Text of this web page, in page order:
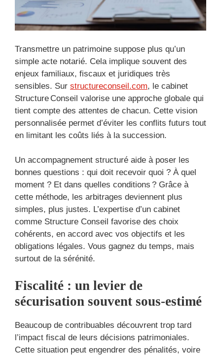
Transmettre un patrimoine suppose plus qu’un
simple acte notarié. Cela implique souvent des
enjeux familiaux, fiscaux et juridiques très
sensibles. Sur structureconseil.com, le cabinet
Structure Conseil valorise une approche globale qui
tient compte des attentes de chacun. Cette vision
personnalisée permet d’éviter les conflits futurs tout
en limitant les coûts liés à la succession.
Un accompagnement structuré aide à poser les
bonnes questions : qui doit recevoir quoi ? À quel
moment ? Et dans quelles conditions ? Grâce à
cette méthode, les arbitrages deviennent plus
simples, plus justes. L’expertise d’un cabinet
comme Structure Conseil favorise des choix
cohérents, en accord avec vos objectifs et les
obligations légales. Vous gagnez du temps, mais
surtout de la sérénité.
Fiscalité : un levier de
sécurisation souvent sous-estimé
Beaucoup de contribuables découvrent trop tard
l’impact fiscal de leurs décisions patrimoniales.
Cette situation peut engendrer des pénalités, voire